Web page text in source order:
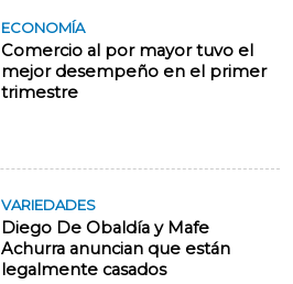
ECONOMÍA
Comercio al por mayor tuvo el
mejor desempeño en el primer
trimestre
VARIEDADES
Diego De Obaldía y Mafe
Achurra anuncian que están
legalmente casados